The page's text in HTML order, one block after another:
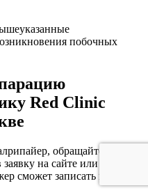
побочных
Red Clinic
обращайтесь в
на сайте или
сможет записать вас на